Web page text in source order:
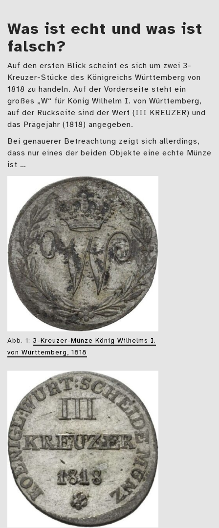
Was ist echt und was ist
falsch?
Auf den ersten Blick scheint es sich um zwei 3-
Kreuzer-Stücke des Königreichs Württemberg von
1818 zu handeln. Auf der Vorderseite steht ein
großes „W“ für König Wilhelm I. von Württemberg,
auf der Rückseite sind der Wert (III KREUZER) und
das Prägejahr (1818) angegeben.
Bei genauerer Betreachtung zeigt sich allerdings,
dass nur eines der beiden Objekte eine echte Münze
ist …
Abb. 1: 3-Kreuzer-Münze König Wilhelms I.
von Württemberg, 1818